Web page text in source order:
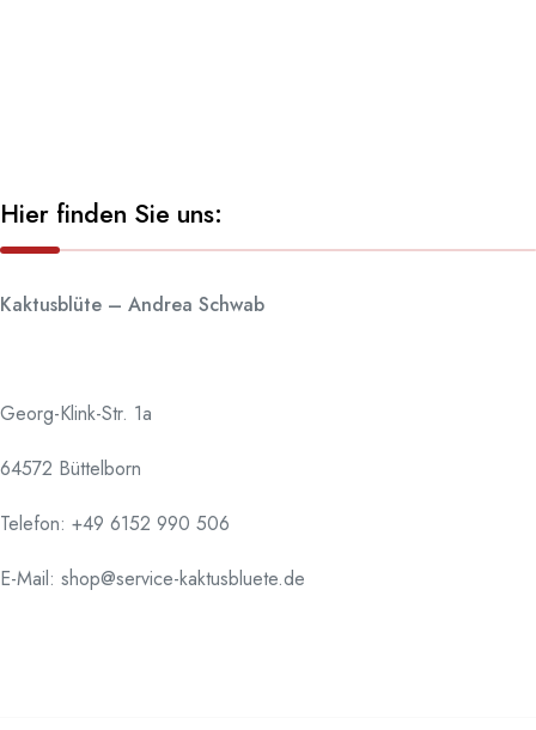
Hier finden Sie uns:
Kaktusblüte – Andrea Schwab
Georg-Klink-Str. 1a
64572 Büttelborn
Telefon: +49 6152 990 506
E-Mail: shop@service-kaktusbluete.de